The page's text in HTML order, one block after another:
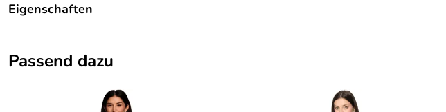
Eigenschaften
Armlänge:
3/4 Arm
Rundhals
Passend dazu